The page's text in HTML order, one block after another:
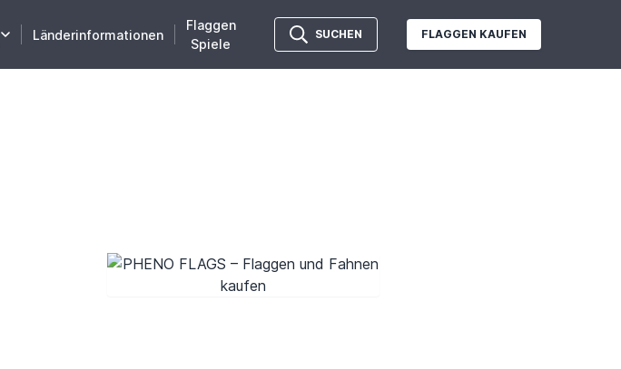
Länderinformationen
Flaggen
Spiele
SUCHEN FLAGGEN KAUFEN